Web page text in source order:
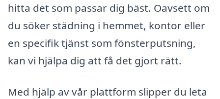
hitta det som passar dig bäst. Oavsett om
du söker städning i hemmet, kontor eller
en specifik tjänst som fönsterputsning,
kan vi hjälpa dig att få det gjort rätt.
Med hjälp av vår plattform slipper du leta